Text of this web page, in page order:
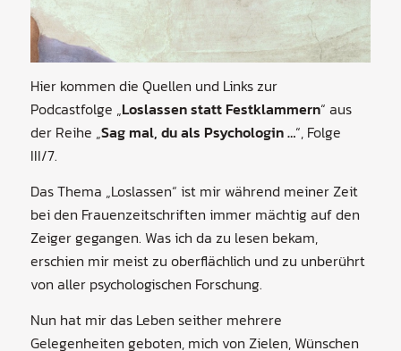
Hier kommen die Quellen und Links zur
Podcastfolge „Loslassen statt Festklammern“ aus
der Reihe „Sag mal, du als Psychologin …“, Folge
III/7.
Das Thema „Loslassen“ ist mir während meiner Zeit
bei den Frauenzeitschriften immer mächtig auf den
Zeiger gegangen. Was ich da zu lesen bekam,
erschien mir meist zu oberflächlich und zu unberührt
von aller psychologischen Forschung.
Nun hat mir das Leben seither mehrere
Gelegenheiten geboten, mich von Zielen, Wünschen